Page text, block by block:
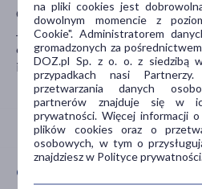
Cosmo Group Sp. z o.o.
Jasielska 10A
60-476 Poznań
info@cosmogroup.pl
CECHY PRODUKTU
na pliki cookies jest
dowolnym momencie z
Cookie". Administratorem
gromadzonych za
DOZ.pl Sp. z o. o. z siedzibą
przypadkach nasi
przetwarzania danych
partnerów znajduje się w
prywatności. Więcej informacji
plików cookies oraz o
osobowych, w tym o
znajdziesz w Polityce